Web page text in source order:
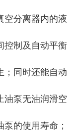
空分离器内的液
控制及自动平衡
；同时还能自动
油泵无油润滑空
的使用寿命；